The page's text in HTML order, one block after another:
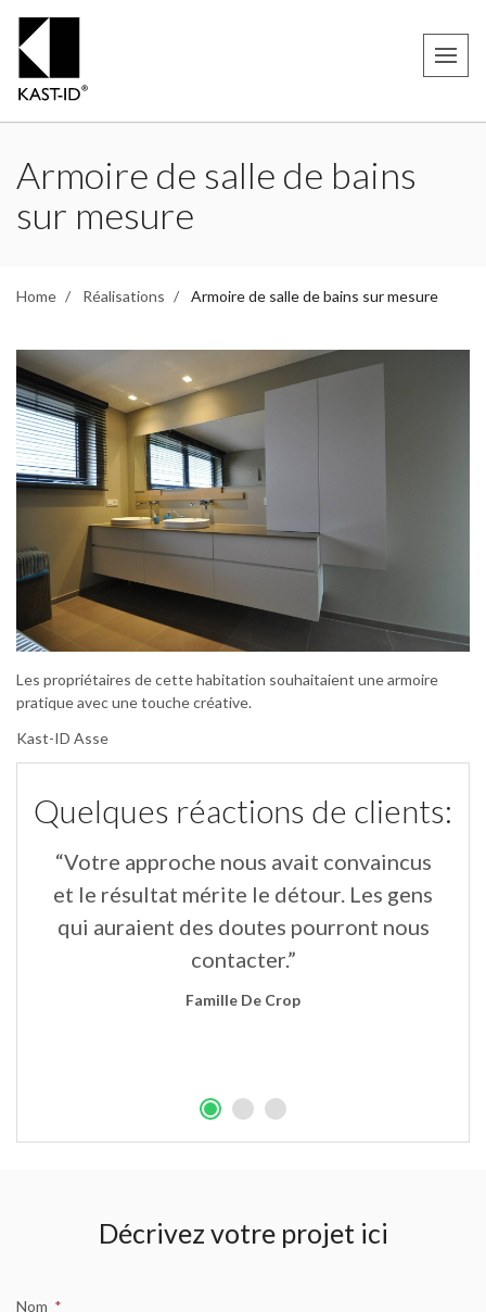
Armoire de salle de bains
sur mesure
Home Réalisations Armoire de salle de bains sur mesure
Les propriétaires de cette habitation souhaitaient une armoire
pratique avec une touche créative.
Kast-ID Asse
Quelques réactions de clients:
“Votre approche nous avait convaincus
et le résultat mérite le détour. Les gens
qui auraient des doutes pourront nous
contacter.”
Famille De Crop
Décrivez votre projet ici
Nom *